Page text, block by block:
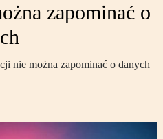
zapominać o
nie można zapominać o danych